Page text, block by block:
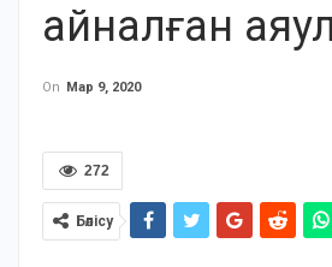
айналған
On Мар 9, 2020
272
Бөлісу